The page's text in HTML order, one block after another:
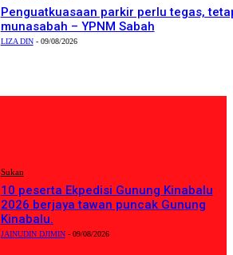
Penguatkuasaan parkir perlu tegas,
munasabah – YPNM Sabah
LIZA DIN - 09/08/2026
Sukan
10 peserta Ekpedisi Gunung Kinabalu
2026 berjaya tawan puncak Gunung
Kinabalu.
JAINUDIN DJIMIN - 09/08/2026